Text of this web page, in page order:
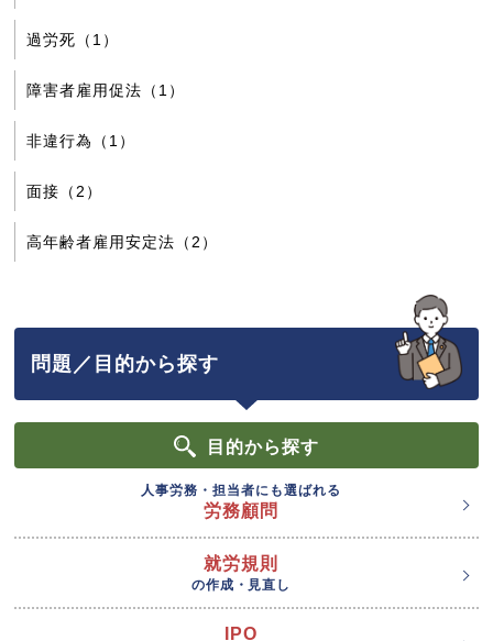
過労死（1）
障害者雇用促法（1）
非違行為（1）
面接（2）
高年齢者雇用安定法（2）
問題／目的から探す
目的から探す
人事労務・担当者にも選ばれる
労務顧問
就労規則
の作成・見直し
IPO